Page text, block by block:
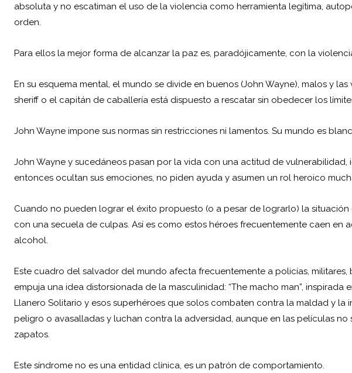
absoluta y no escatiman el uso de la violencia como herramienta legítima,
orden.
Para ellos la mejor forma de alcanzar la paz es, paradójicamente, con la
En su esquema mental, el mundo se divide en buenos (John Wayne), malos y
sheriff o el capitán de caballería está dispuesto a rescatar sin obedecer los
John Wayne impone sus normas sin restricciones ni lamentos. Su mundo es
John Wayne y sucedáneos pasan por la vida con una actitud de
entonces ocultan sus emociones, no piden ayuda y asumen un rol heroico
Cuando no pueden lograr el éxito propuesto (o a pesar de lograrlo) la situación
con una secuela de culpas. Así es como estos héroes frecuentemente caen en
alcohol.
Este cuadro del salvador del mundo afecta frecuentemente a policías, militares,
empuja una idea distorsionada de la masculinidad: “The macho man”, inspirada
Llanero Solitario y esos superhéroes que solos combaten contra la maldad y la
peligro o avasalladas y luchan contra la adversidad, aunque en las películas no
zapatos.
Este síndrome no es una entidad clínica, es un patrón de comportamiento.